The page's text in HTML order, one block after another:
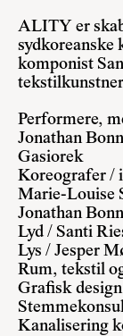
ALITY er
sydkoreanske
komponist
Performere,
Jonathan
Gasiorek
Koreografer /
Marie-Louise
Jonathan
Lyd / Santi
Lys / Jesper
Rum, tekstil
Grafisk
Kanalisering